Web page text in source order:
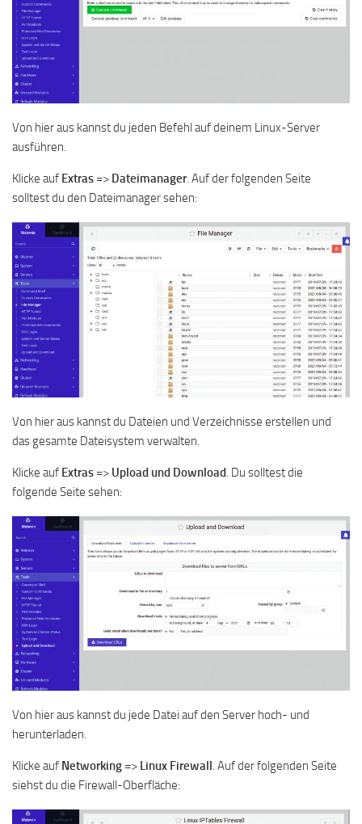
Von hier aus kannst du jeden Befehl auf deinem Linux-Server
ausführen.
Klicke auf Extras => Dateimanager. Auf der folgenden Seite
solltest du den Dateimanager sehen:
Von hier aus kannst du Dateien und Verzeichnisse erstellen und
das gesamte Dateisystem verwalten.
Klicke auf Extras => Upload und Download. Du solltest die
folgende Seite sehen:
Von hier aus kannst du jede Datei auf den Server hoch- und
herunterladen.
Klicke auf Networking => Linux Firewall. Auf der folgenden Seite
siehst du die Firewall-Oberfläche: